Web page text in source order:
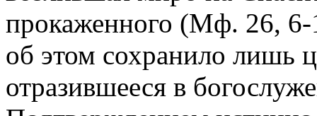
прокаженного (Мф. 26, 6-
об этом сохранило лишь
отразившееся в